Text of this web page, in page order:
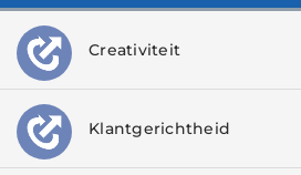
Creativiteit
Klantgerichtheid